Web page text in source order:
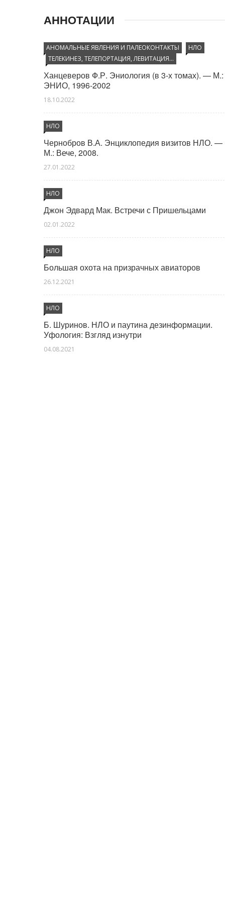
Управление через символику (звезды, свастики,
Управление через строения (зиккураты, мавзолеи,
пирамиды)
Философские школы и религиозные течения
АННОТАЦИИ
АНОМАЛЬНЫЕ ЯВЛЕНИЯ И ПАЛЕОКОНТАКТЫ
НЛО
ТЕЛЕКИНЕЗ, ТЕЛЕПОРТАЦИЯ, ЛЕВИТАЦИЯ…
Ханцеверов Ф.Р. Эниология (в 3-х томах). — М.:
ЭНИО, 1996-2002
18.10.2022
НЛО
Чернобров В.А. Энциклопедия визитов НЛО. —
М.: Вече, 2008.
27.01.2022
НЛО
Джон Эдвард Мак. Встречи с Пришельцами
02.01.2022
НЛО
Большая охота на призрачных авиаторов
26.12.2021
НЛО
Б. Шуринов. НЛО и паутина дезинформации.
Уфология: Взгляд изнутри
04.08.2021